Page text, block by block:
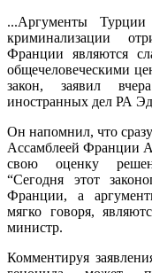
...Аргументы Турции
криминализации
Франции являются
общечеловеческими
закон, заявил
иностранных дел РА
Он напомнил, что
Ассамблеей Франции
свою оценку
“Сегодня этот
Франции, а
мягко говоря,
министр.
Комментируя